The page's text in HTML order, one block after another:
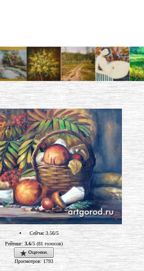
Сейчас 3.56/5
Рейтинг: 3.6/5 (81 голосов)
Оценки.
Просмотров: 1793